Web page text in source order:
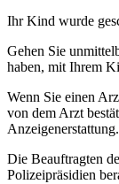
Ihr Kind wurde
Gehen Sie
haben, mit Ihrem
Wenn Sie einen
von dem Arzt
Anzeigenerstattung.
Die Beauftragten
Polizeipräsidien